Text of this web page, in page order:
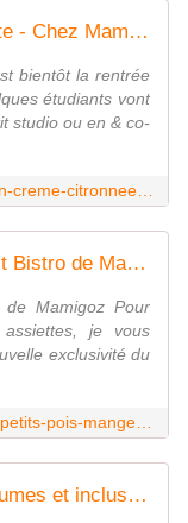
Colin Crème Citronnée et Ciboulette - Chez Mamigoz
bientôt la rentrée
étudiants vont
studio ou en & co-
Les Petits Pois Mange-tout du Petit Bistro de Mamigoz - Chez Mamigoz
Mamigoz Pour
je vous
exclusivité du
Mini-cocottes de blé aux petits légumes et inclusion de Corned Beef - Chez Mamigoz